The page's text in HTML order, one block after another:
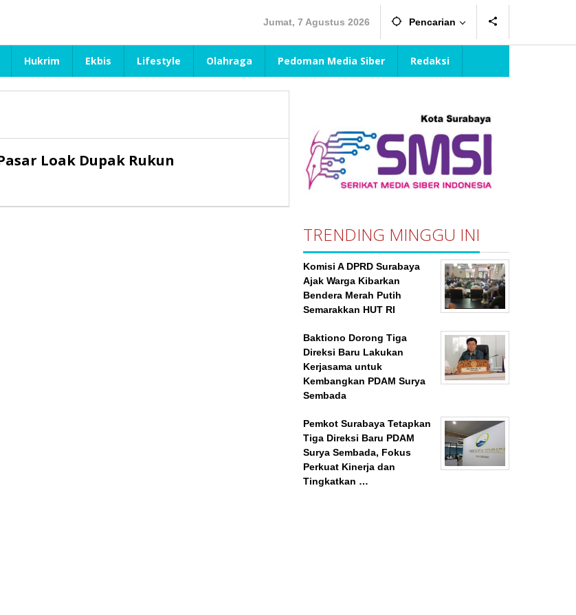
Jumat, 7 Agustus 2026 Pencarian
Hukrim Ekbis Lifestyle Olahraga Pedoman Media Siber Redaksi
Loak Dupak Rukun
TRENDING MINGGU INI
Komisi A DPRD Surabaya
Ajak Warga Kibarkan
Bendera Merah Putih
Semarakkan HUT RI
Baktiono Dorong Tiga
Direksi Baru Lakukan
Kerjasama untuk
Kembangkan PDAM Surya
Sembada
Pemkot Surabaya Tetapkan
Tiga Direksi Baru PDAM
Surya Sembada, Fokus
Perkuat Kinerja dan
Tingkatkan …